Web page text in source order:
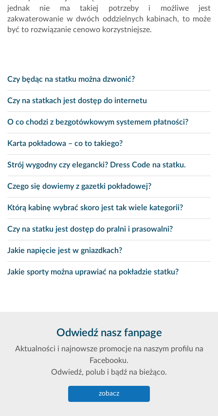
jednak nie ma takiej potrzeby i możliwe jest
zakwaterowanie w dwóch oddzielnych kabinach, to może
być to rozwiązanie cenowo korzystniejsze.
Czy będąc na statku można dzwonić?
Czy na statkach jest dostęp do internetu
O co chodzi z bezgotówkowym systemem płatności?
Karta pokładowa – co to takiego?
Strój wygodny czy elegancki? Dress Code na statku.
Czego się dowiemy z gazetki pokładowej?
Którą kabinę wybrać skoro jest tak wiele kategorii?
Czy na statku jest dostęp do pralni i prasowalni?
Jakie napięcie jest w gniazdkach?
Jakie sporty można uprawiać na pokładzie statku?
Odwiedź nasz fanpage
Aktualności i najnowsze promocje na naszym profilu na
Facebooku.
Odwiedź, polub i bądź na bieżąco.
zobacz